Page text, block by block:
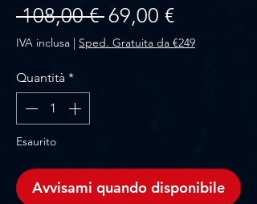
108,00 € Prezzo regolare
69,00 €Prezzo
IVA inclusa | Sped. Gratuita da €249
Quantità *
Esaurito
Avvisami quando disponibile